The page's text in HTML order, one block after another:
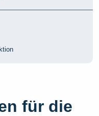
für die